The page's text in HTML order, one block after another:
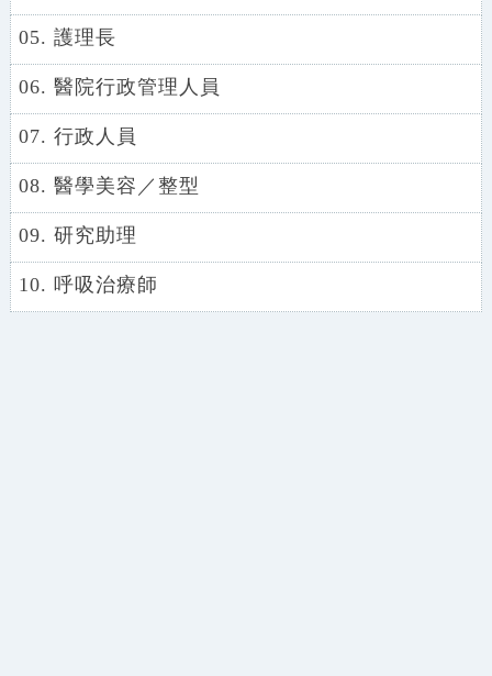
05. 護理長
06. 醫院行政管理人員
07. 行政人員
08. 醫學美容／整型
09. 研究助理
10. 呼吸治療師